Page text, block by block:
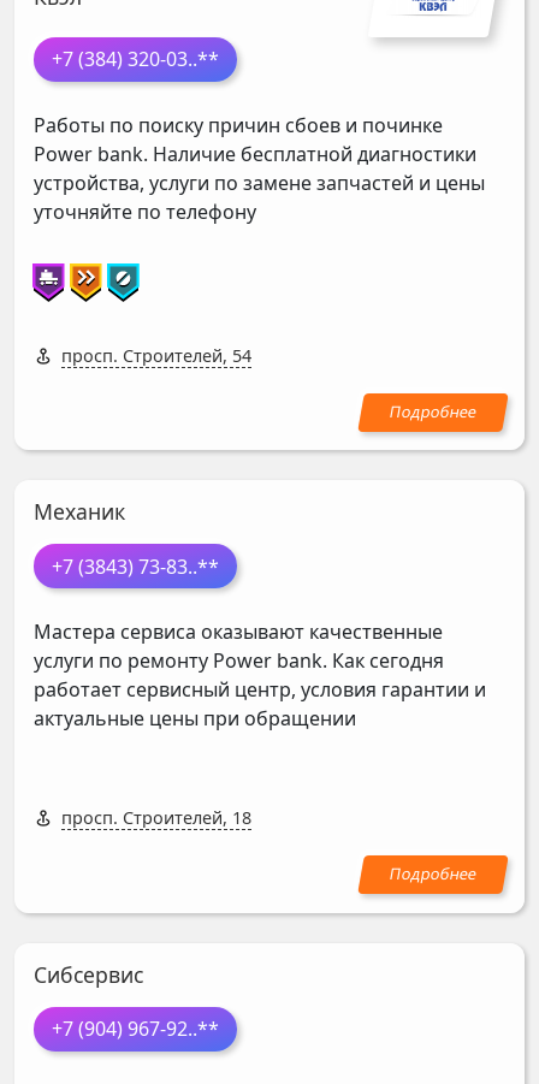
+7 (384) 320-03..**
Работы по поиску причин сбоев и починке
Power bank. Наличие бесплатной диагностики
устройства, услуги по замене запчастей и цены
уточняйте по телефону
просп. Строителей, 54
Механик
+7 (3843) 73-83..**
Мастера сервиса оказывают качественные
услуги по ремонту Power bank. Как сегодня
работает сервисный центр, условия гарантии и
актуальные цены при обращении
просп. Строителей, 18
Сибсервис
+7 (904) 967-92..**